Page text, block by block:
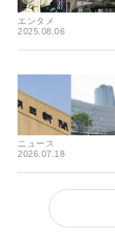
エンタメ
2025.08.06
ニュース
2026.07.18